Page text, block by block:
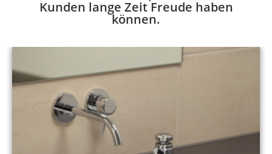
Kunden lange Zeit Freude haben
können.